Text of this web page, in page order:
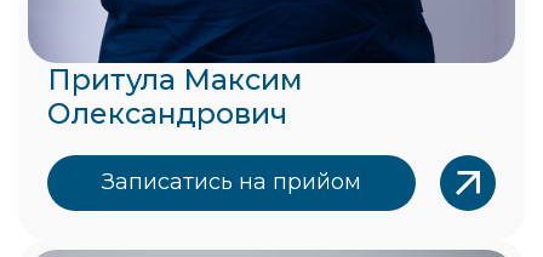
Притула Максим
Олександрович
Записатись на прийом